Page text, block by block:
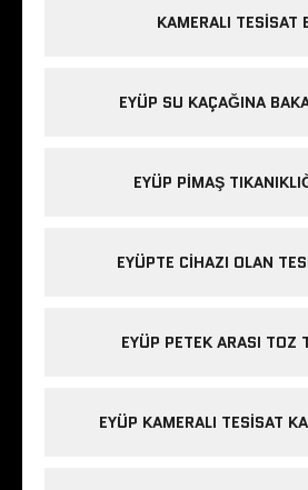
KAMERALI TESISAT
EYÜP SU KAÇAĞINA
EYÜP PIMAŞ
EYÜPTE CIHAZI OLAN
EYÜP PETEK ARASI TOZ
EYÜP KAMERALI TESISAT